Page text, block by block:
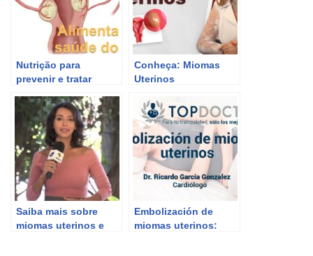
Nutrição para
prevenir e tratar
dicas essenciais
Conheça: Miomas
Uterinos
Saiba mais sobre
miomas uterinos e
Embolización de
miomas uterinos: